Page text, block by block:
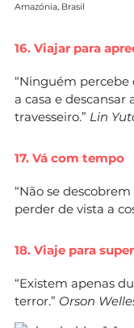
Amazónia, Brasil
16. Viajar para
“Ninguém percebe
a casa e descansar
travesseiro.” Lin
17. Vá com tempo
“Não se
perder de vista a
18. Viaje para
“Existem apenas
terror.” Orson